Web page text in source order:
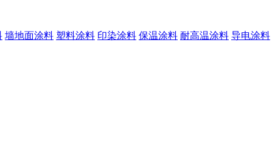
墙地面涂料 塑料涂料 印染涂料 保温涂料 耐高温涂料 导电涂料